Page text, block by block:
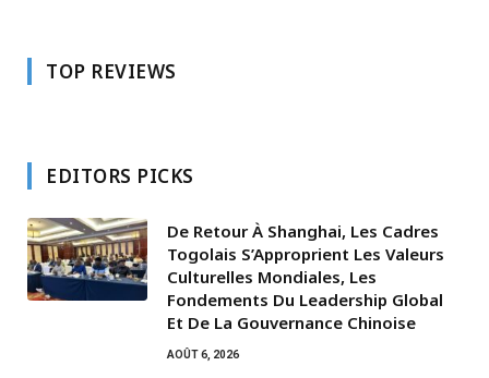
TOP REVIEWS
EDITORS PICKS
De Retour À Shanghai, Les Cadres
Togolais S’Approprient Les Valeurs
Culturelles Mondiales, Les
Fondements Du Leadership Global
Et De La Gouvernance Chinoise
AOÛT 6, 2026